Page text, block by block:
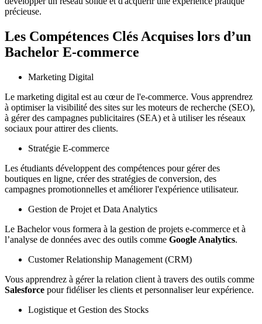
précieuse.
Les Compétences Clés Acquises lors d’un
Bachelor E-commerce
Marketing Digital
Le marketing digital est au cœur de l'e-commerce. Vous apprendrez
à optimiser la visibilité des sites sur les moteurs de recherche (SEO),
à gérer des campagnes publicitaires (SEA) et à utiliser les réseaux
sociaux pour attirer des clients.
Stratégie E-commerce
Les étudiants développent des compétences pour gérer des
boutiques en ligne, créer des stratégies de conversion, des
campagnes promotionnelles et améliorer l'expérience utilisateur.
Gestion de Projet et Data Analytics
Le Bachelor vous formera à la gestion de projets e-commerce et à
l’analyse de données avec des outils comme Google Analytics.
Customer Relationship Management (CRM)
Vous apprendrez à gérer la relation client à travers des outils comme
Salesforce pour fidéliser les clients et personnaliser leur expérience.
Logistique et Gestion des Stocks